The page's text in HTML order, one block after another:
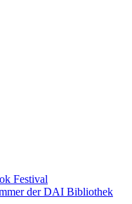
Festival
der DAI Bibliothek